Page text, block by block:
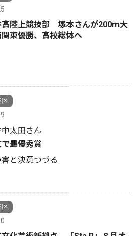
高陸上競技部 塚本さんが200ｍ大
東優勝、高校総体へ
区
太田さん
最優秀賞
と決意つづる
区